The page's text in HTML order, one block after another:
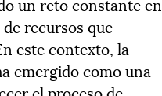
recursos que
este contexto, la
emergido como una